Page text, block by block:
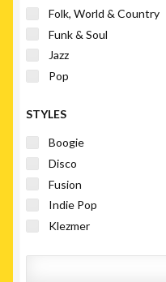
Folk, World & Country
Funk & Soul
Jazz
Pop
STYLES
Boogie
Disco
Fusion
Indie Pop
Klezmer